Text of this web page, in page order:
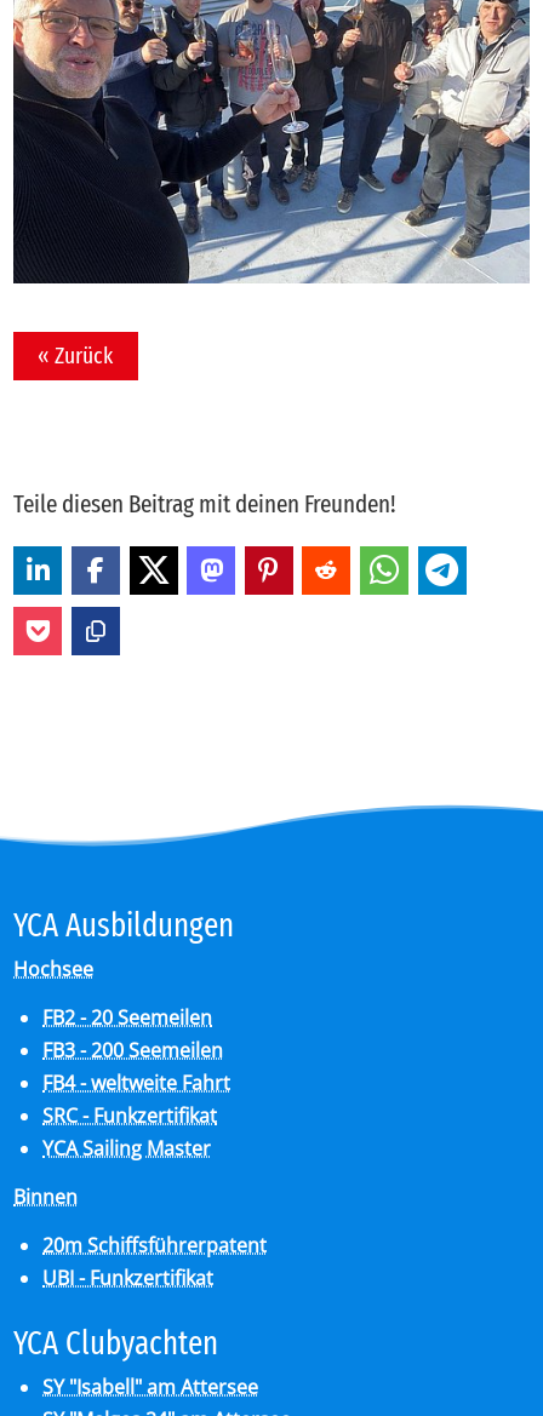
« Zurück
Teile diesen Beitrag mit deinen Freunden!
YCA Aus­bil­dun­gen
Hochsee
FB2 - 20 Seemeilen
FB3 - 200 Seemeilen
FB4 - weltweite Fahrt
SRC - Funkzertifikat
YCA Sailing Master
Binnen
20m Schiffsführerpatent
UBI - Funkzertifikat
YCA Club­y­ach­ten
SY "Isabell" am Attersee